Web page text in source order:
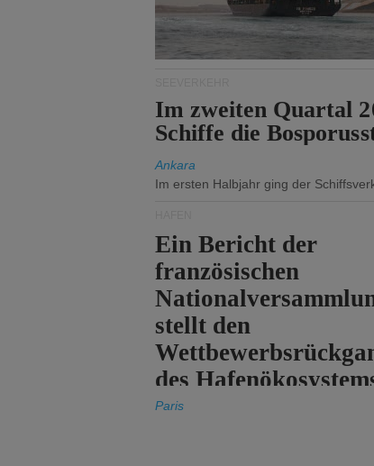
Im zweiten Quartal
Schiffe die
Ankara
Im ersten Halbjahr ging der
Ein Bericht der
französischen
stellt den
des
des Staates fest.
Paris